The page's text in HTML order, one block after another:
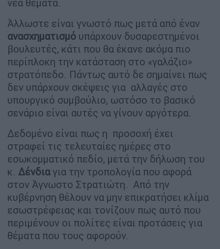
νέα θέματα.
Άλλωστε είναι γνωστό πως μετά από έναν
ανασχηματισμό υπάρχουν δυσαρεστημένοι
βουλευτές, κάτι που θα έκανε ακόμα πιο
περίπλοκη την κατάσταση στο «γαλάζιο»
στρατόπεδο. Πάντως αυτό δε σημαίνει πως
δεν υπάρχουν σκέψεις για αλλαγές στο
υπουργικό συμβούλιο, ωστόσο το βασικό
σενάριο είναι αυτές να γίνουν αργότερα.
Δεδομένο είναι πως η προσοχή έχει
στραφεί τις τελευταίες ημέρες στο
εσωκομματικό πεδίο, μετά την δήλωση του
κ. Δένδιαγια την τροπολογία που αφορά
στον Άγνωστο Στρατιώτη. Από την
κυβέρνηση θέλουν να μην επικρατήσει κλίμα
εσωστρέφειας και τονίζουν πως αυτό που
περιμένουν οι πολίτες είναι προτάσεις για
θέματα που τους αφορούν.